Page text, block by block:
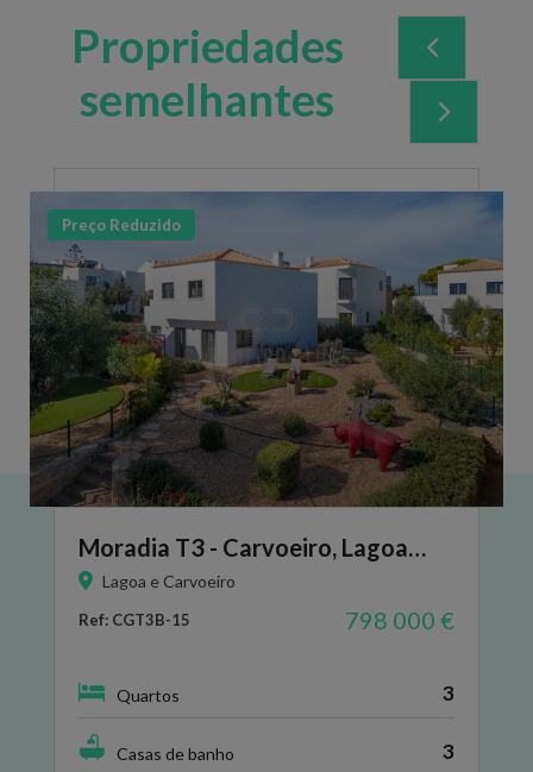
Propriedades
semelhantes
Preço Reduzido
Moradia T3 - Carvoeiro, Lagoa…
Lagoa e Carvoeiro
798 000 €
Ref: CGT3B-15
Quartos 3
Casas de banho 3